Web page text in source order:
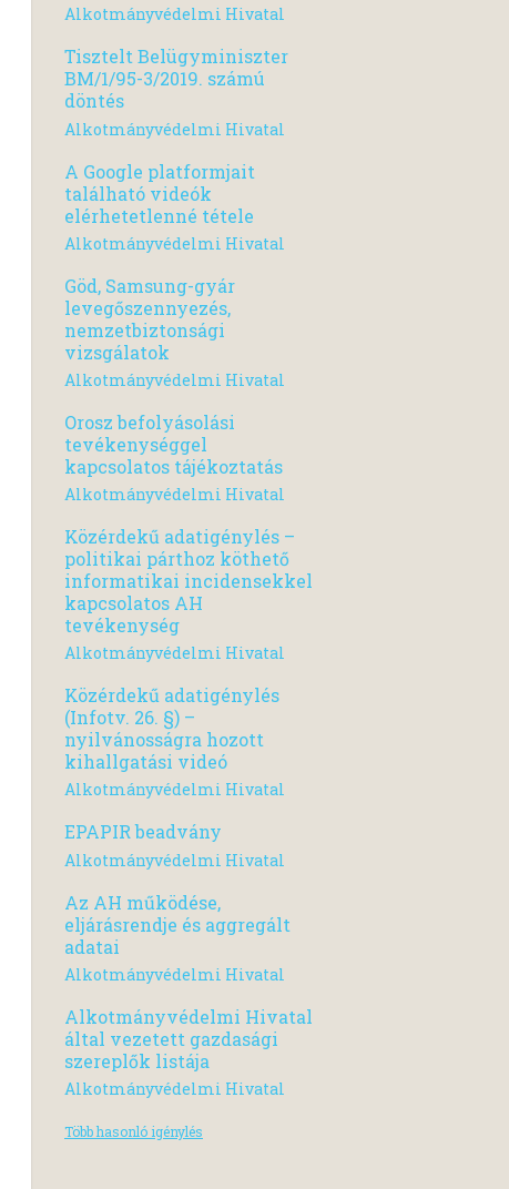
Alkotmányvédelmi Hivatal
Tisztelt Belügyminiszter
BM/1/95-3/2019. számú
döntés
Alkotmányvédelmi Hivatal
A Google platformjait
található videók
elérhetetlenné tétele
Alkotmányvédelmi Hivatal
Göd, Samsung-gyár
levegőszennyezés,
nemzetbiztonsági
vizsgálatok
Alkotmányvédelmi Hivatal
Orosz befolyásolási
tevékenységgel
kapcsolatos tájékoztatás
Alkotmányvédelmi Hivatal
Közérdekű adatigénylés –
politikai párthoz köthető
informatikai incidensekkel
kapcsolatos AH
tevékenység
Alkotmányvédelmi Hivatal
Közérdekű adatigénylés
(Infotv. 26. §) –
nyilvánosságra hozott
kihallgatási videó
Alkotmányvédelmi Hivatal
EPAPIR beadvány
Alkotmányvédelmi Hivatal
Az AH működése,
eljárásrendje és aggregált
adatai
Alkotmányvédelmi Hivatal
Alkotmányvédelmi Hivatal
által vezetett gazdasági
szereplők listája
Alkotmányvédelmi Hivatal
Több hasonló igénylés